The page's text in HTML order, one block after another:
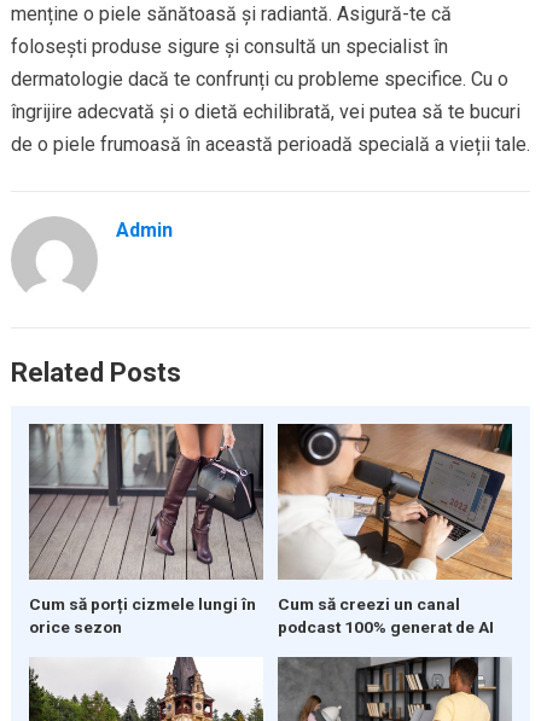
menține o piele sănătoasă și radiantă. Asigură-te că
folosești produse sigure și consultă un specialist în
dermatologie dacă te confrunți cu probleme specifice. Cu o
îngrijire adecvată și o dietă echilibrată, vei putea să te bucuri
de o piele frumoasă în această perioadă specială a vieții tale.
Admin
Related Posts
Cum să porți cizmele lungi în
orice sezon
Cum să creezi un canal
podcast 100% generat de AI